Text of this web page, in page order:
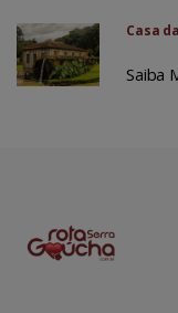
Casa
Saiba